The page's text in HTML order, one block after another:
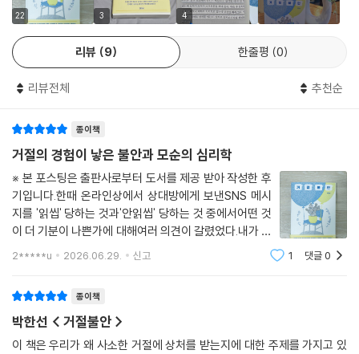
“사람에게 버려지는 것도 물론 상처지만, 신에게 버려지는 것은 완전히 다
른 차원의 공포다. 혼자 남거나 외로운 수준을 넘어, 존재 자체가 우주라는
거대한 장부에서 지워지는 듯한 느낌이다. 유일신 종교에서 최종적인 버려
짐이란 영원한 구원을 완전히 상실한다는 뜻이며, 이보다 더한 거절은 상
상하기 어렵다.”
“거절불안을 완전히 제거하려는 시도는 그림자를 없애려는 것과 같다. 빛
이 있는 한 그림자는 존재한다. 우리가 배워야 할 것은 거절불안과 함께 춤
추는 법이다. 그것이 우리 안에 있음을 인정하되, 그것이 우리의 주인이 되
지 않게 하는 것. 자기계발서가 약속하는 완벽한 나가 되려 발버둥 치는 대
신, 충분히 괜찮은 나로 숨 쉴 공간을 만드는 것.”
위와 같이 다양한 모습으로 드러나는 거절에 대한 나의 불안은 내 성격의
문제가 아니다. 인간이라면 누구나 가진 보편적 회로다. 하지만 이름을 알
았다고 해서 거절불안이라는 미로의 출구를 바로 알 수 있는 것은 아니다.
뿌리를 직접 마주해야 한다. 『거절불안』은 손쉬운 해결책을 장담하는 자기
게 도와주는 책이다.
체면과 능력, 그 환장의 콜라보
한국인은 왜 이중의 거절불안에 시달리고 있을까?
사람마다 거절불안이 다른 모습으로 표출되는 것처럼, 각 사회와 문화권
역시 거절에 다른 방식으로 대처한다. 동양에서 ‘나’는 남들 눈에 우습게 비
하는 단어가 바로 ‘체면’이다. 체면의 훼손은 민망함을 넘어 존재론적 위협
으로 작용한다. 서양에서는 거절불안이 능력주의와 결합된다. 실력이 모자
란 게 들통날까, 그것이 두렵다. 서구 사회에서 실패는 전적으로 개인의 책
임이며 무능과 게으름의 결과다. 능력주의는 개인에게 무한한 가능성을 제
22 3 4
리뷰 9 한줄평 0
리뷰전체 추천순
종이책
거절의 경험이 낳은 불안과 모순의 심리학
※ 본 포스팅은 출판사로부터 도서를 제공 받아 작성한 후
기입니다.한때 온라인상에서 상대방에게 보낸SNS 메시
지를 '읽씹' 당하는 것과'안읽씹' 당하는 것 중에서어떤 것
이 더 기분이 나쁜가에 대해여러 의견이 갈렸었다.내가 보
낸 메시지에 상대가 답을 하는지가이렇게나 논쟁거리가
2*****u 2026.06.29. 신고 1 댓글0
종이책
박한선 < 거절불안 >
이 책은 우리가 왜 사소한 거절에 상처를 받는지에 대한 주제를 가지고 있